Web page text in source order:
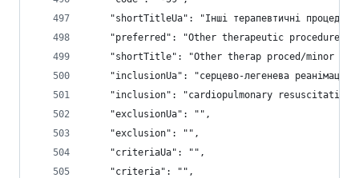
"shortTitleUa": "Інші терапевтичні процедури
"preferred": "Other therapeutic procedure/
"shortTitle": "Other therap proced/minor
"inclusionUa": "серцево-легенева
"inclusion": "cardiopulmonary
    "exclusionUa": "",
    "exclusion": "",
    "criteriaUa": "",
    "criteria": "",